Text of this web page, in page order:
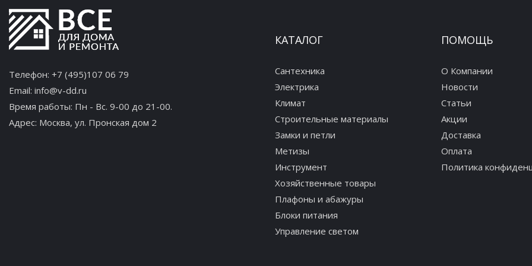
Телефон: +7 (495)107 06 79
Email: info@v-dd.ru
Время работы: Пн - Вс. 9-00 до 21-00.
Адрес: Москва, ул. Пронская дом 2
КАТАЛОГ
Сантехника
Электрика
Климат
Строительные материалы
Замки и петли
Метизы
Инструмент
Хозяйственные товары
Плафоны и абажуры
Блоки питания
Управление светом
ПОМОЩЬ
О Компании
Новости
Статьи
Акции
Доставка
Оплата
Политика